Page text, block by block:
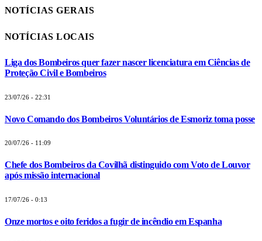
NOTÍCIAS GERAIS
NOTÍCIAS LOCAIS
Liga dos Bombeiros quer fazer nascer licenciatura em Ciências de
Proteção Civil e Bombeiros
23/07/26 - 22:31
Novo Comando dos Bombeiros Voluntários de Esmoriz toma posse
20/07/26 - 11:09
Chefe dos Bombeiros da Covilhã distinguido com Voto de Louvor
após missão internacional
17/07/26 - 0:13
Onze mortos e oito feridos a fugir de incêndio em Espanha